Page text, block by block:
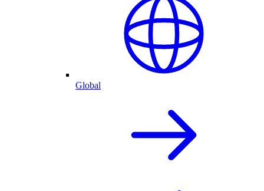
Global